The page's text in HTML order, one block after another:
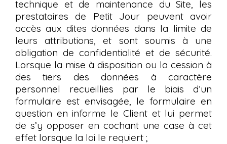
technique et de maintenance du Site, les
prestataires de Petit Jour peuvent avoir
accès aux dites données dans la limite de
leurs attributions, et sont soumis à une
obligation de confidentialité et de sécurité.
Lorsque la mise à disposition ou la cession à
des tiers des données à caractère
personnel recueillies par le biais d’un
formulaire est envisagée, le formulaire en
question en informe le Client et lui permet
de s’y opposer en cochant une case à cet
effet lorsque la loi le requiert ;